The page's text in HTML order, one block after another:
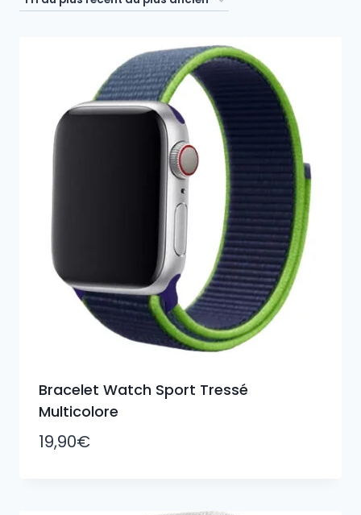
au
plus
ancien
Bracelet Watch Sport Tressé
Multicolore
19,90€